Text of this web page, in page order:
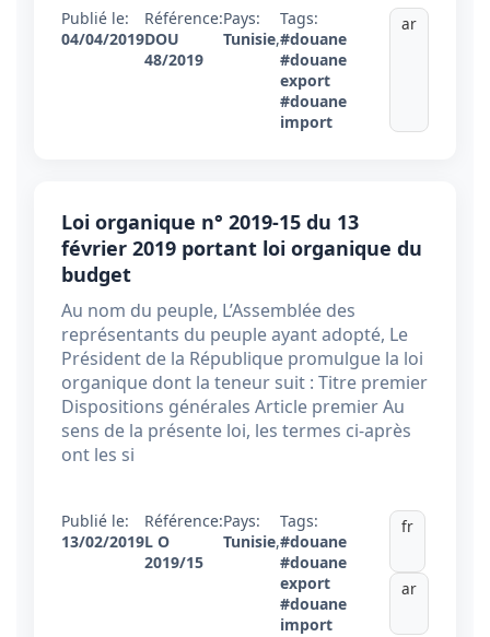
Publié le:
04/04/2019
Référence:
DOU
48/2019
Pays:
Tunisie,
Tags:
#douane
#douane
export
#douane
import
ar
Loi organique n° 2019-15 du 13
février 2019 portant loi organique du
budget
Au nom du peuple, L’Assemblée des
représentants du peuple ayant adopté, Le
Président de la République promulgue la loi
organique dont la teneur suit : Titre premier
Dispositions générales Article premier Au
sens de la présente loi, les termes ci-après
ont les si
Publié le:
13/02/2019
Référence:
L O
2019/15
Pays:
Tunisie,
Tags:
#douane
#douane
export
#douane
import
fr
ar